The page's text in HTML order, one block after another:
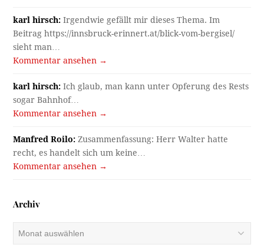
karl hirsch: Irgendwie gefällt mir dieses Thema. Im
Beitrag https://innsbruck-erinnert.at/blick-vom-bergisel/
sieht man…
Kommentar ansehen →
karl hirsch: Ich glaub, man kann unter Opferung des Rests
sogar Bahnhof…
Kommentar ansehen →
Manfred Roilo: Zusammenfassung: Herr Walter hatte
recht, es handelt sich um keine…
Kommentar ansehen →
Archiv
Archiv